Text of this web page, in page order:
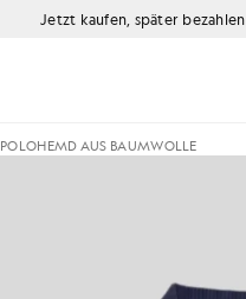
Jetzt kaufen, später bezahlen
POLOHEMD AUS BAUMWOLLE